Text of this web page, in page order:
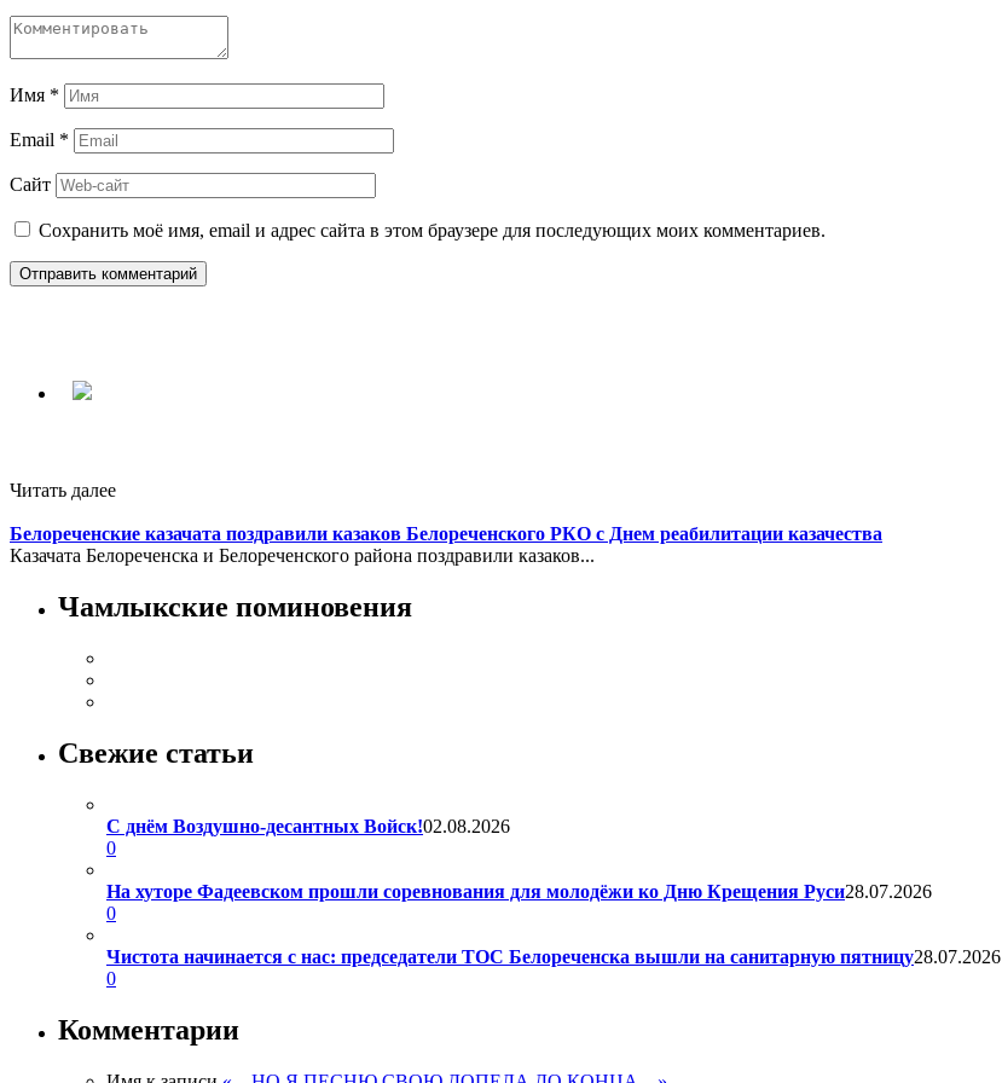
Имя *
Email *
Сайт
Сохранить моё имя, email и адрес сайта в этом браузере для последующих моих комментариев.
Читать далее
Белореченские казачата поздравили казаков Белореченского РКО с Днем реабилитации казачества
Казачата Белореченска и Белореченского района поздравили казаков...
Чамлыкские поминовения
Свежие статьи
С днём Воздушно-десантных Войск!02.08.2026
0
На хуторе Фадеевском прошли соревнования для молодёжи ко Дню Крещения Руси28.07.2026
0
Чистота начинается с нас: председатели ТОС Белореченска вышли на санитарную пятницу28.07.2026
0
Комментарии